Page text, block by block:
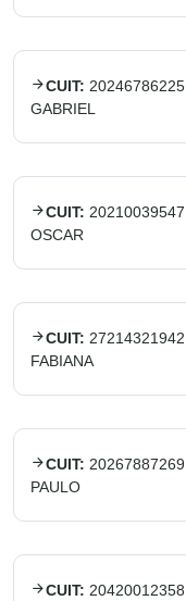
CUIT: 20246786225
GABRIEL
CUIT: 20210039547
OSCAR
CUIT: 27214321942
FABIANA
CUIT: 20267887269
PAULO
CUIT: 20420012358